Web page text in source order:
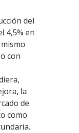
del
4,5% en
con
la
de
como